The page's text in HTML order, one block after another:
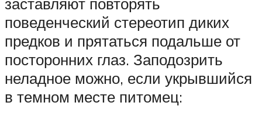
поведенческий стереотип диких
предков и прятаться подальше от
посторонних глаз. Заподозрить
неладное можно, если укрывшийся
в темном месте питомец: